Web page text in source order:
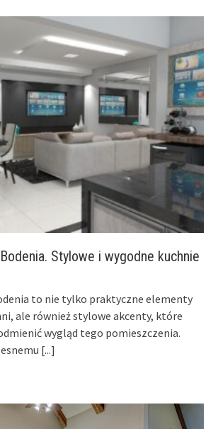
Stylowe i wygodne kuchnie
to nie tylko praktyczne elementy
ale również stylowe akcenty, które
wygląd tego pomieszczenia.
[...]